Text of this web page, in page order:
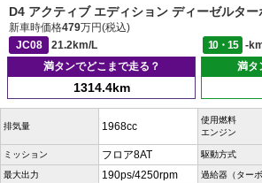
D4 アクティブ エディション ディーゼルター
新車時価格479万円(税込)
JC08
21.2km/L 10・15
-
満タンでどこまで走る？
1314.4km
満タ
排気量 1968cc
使用燃料
エンジン
ミッション フロア8AT 駆動方式
最大出力 190ps/4250rpm 過給器（ターボ